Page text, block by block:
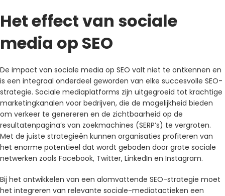
Het effect van sociale
media op SEO
De impact van sociale media op SEO valt niet te ontkennen en
is een integraal onderdeel geworden van elke succesvolle SEO-
strategie. Sociale mediaplatforms zijn uitgegroeid tot krachtige
marketingkanalen voor bedrijven, die de mogelijkheid bieden
om verkeer te genereren en de zichtbaarheid op de
resultatenpagina’s van zoekmachines (SERP’s) te vergroten.
Met de juiste strategieën kunnen organisaties profiteren van
het enorme potentieel dat wordt geboden door grote sociale
netwerken zoals Facebook, Twitter, LinkedIn en Instagram.
Bij het ontwikkelen van een alomvattende SEO-strategie moet
het integreren van relevante sociale-mediatactieken een